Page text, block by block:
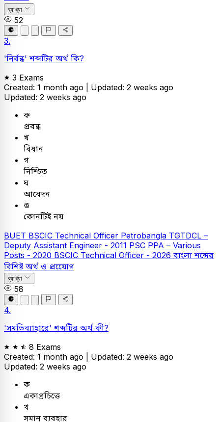
ব্যাখ্যা
52
3.
'নির্বন্ধ' শব্দটির অর্থ কি?
3 Exams
Created: 1 month ago | Updated: 2 weeks ago
Updated: 2 weeks ago
ক
প্রবন্ধ
খ
বিধান
গ
নিশ্চিত
ঘ
আবেদন
ঙ
কোনটিই নয়
BUET BSCIC Technical Officer Petrobangla TGTDCL –
Deputy Assistant Engineer - 2011 PSC PPA – Various
Posts - 2020 BSCIC Technical Officer - 2026 বাংলাশব্দের
বিশিষ্ট অর্থ ও প্রয়োেগ
ব্যাখ্যা
58
4.
'সমভিব্যাহারে' শব্দটির অর্থ কী?
8 Exams
Created: 1 month ago | Updated: 2 weeks ago
Updated: 2 weeks ago
ক
একাগ্রচিত্তে
খ
সমান ব্যবহার